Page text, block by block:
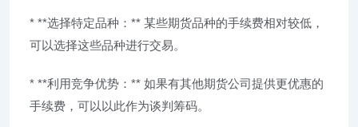
* **选择特定品种：** 某些期货品种的手续费相对较低，
可以选择这些品种进行交易。
* **利用竞争优势：** 如果有其他期货公司提供更优惠的
手续费，可以以此作为谈判筹码。